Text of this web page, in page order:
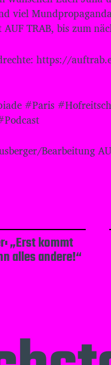
viel
TRAB, bis zum
⁠⁠⁠⁠⁠⁠⁠⁠⁠⁠⁠⁠⁠⁠⁠⁠⁠⁠⁠⁠⁠https://
#Paris
Bearbeitung
„Erst kommt
alles andere!“